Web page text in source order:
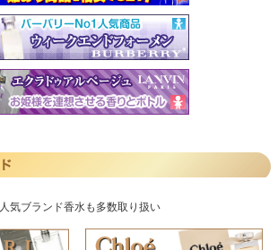
人気ブランド香水も多数取り扱い